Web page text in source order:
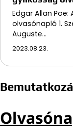
Edgar Allan
olvasónapló 1.
Auguste…
2023.08.23.